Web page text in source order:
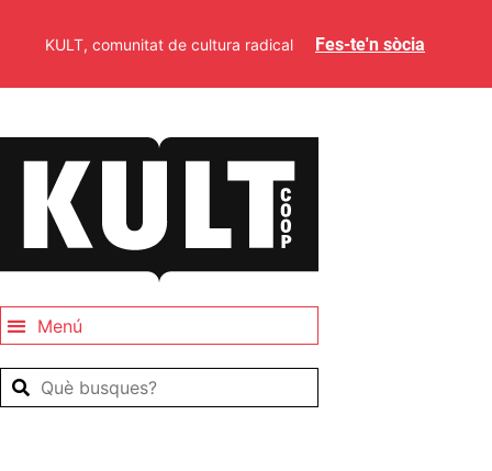
KULT, comunitat de cultura radical Fes-te'n sòcia